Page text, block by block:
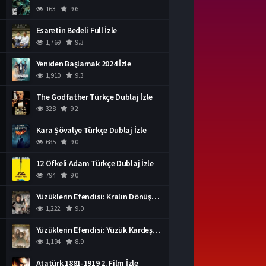
163 9.6
Esaretin Bedeli Full İzle
1,769 9.3
Yeniden Başlamak 2024 İzle
1,910 9.3
The Godfather Türkçe Dublaj İzle
328 9.2
Kara Şövalye Türkçe Dublaj İzle
685 9.0
12 Öfkeli Adam Türkçe Dublaj İzle
794 9.0
Yüzüklerin Efendisi: Kralın Dönüşü İzle
1,222 9.0
Yüzüklerin Efendisi: Yüzük Kardeşliği Türkçe Dublaj İzle
1,194 8.9
Atatürk 1881-1919 2. Film İzle